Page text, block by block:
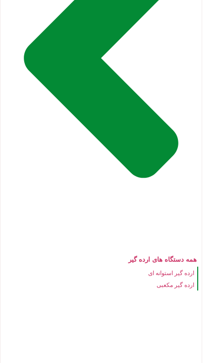
همه دستگاه های ارده گیر
ارده گیر استوانه ای
ارده گیر مکعبی